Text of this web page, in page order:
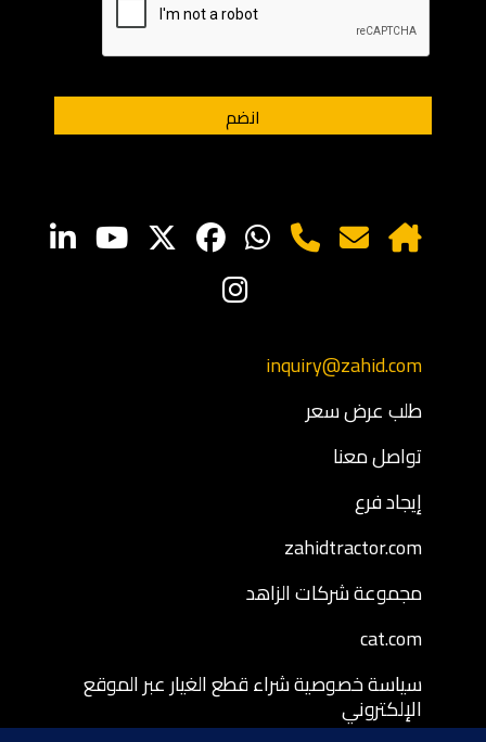
inquiry@zahid.com
طلب عرض سعر
تواصل معنا
إيجاد فرع
zahidtractor.com
مجموعة شركات الزاهد
cat.com
سياسة خصوصية شراء قطع الغيار عبر الموقع
الإلكتروني